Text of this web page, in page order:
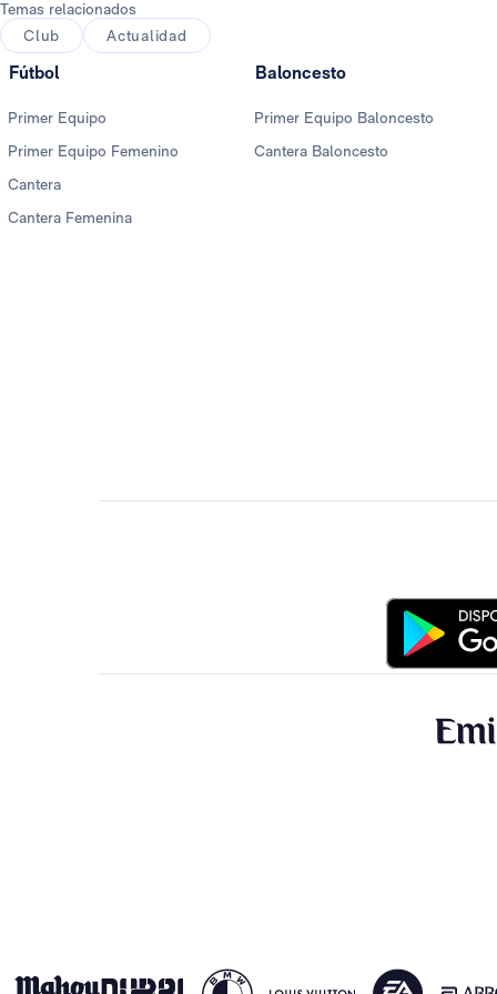
Temas relacionados
Club
Actualidad
Fútbol
Primer Equipo
Primer Equipo Femenino
Cantera
Cantera Femenina
Baloncesto
Primer Equipo Baloncesto
Cantera Baloncesto